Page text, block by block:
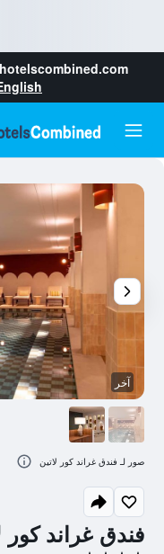
فندق غراند كور
آخر
صور لـ فندق غراند كور لاتين